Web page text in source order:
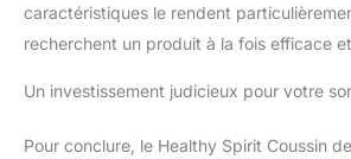
caractéristiques le rendent
recherchent un produit à la fois efficace
Un investissement judicieux pour votre
Pour conclure, le Healthy Spirit Coussin